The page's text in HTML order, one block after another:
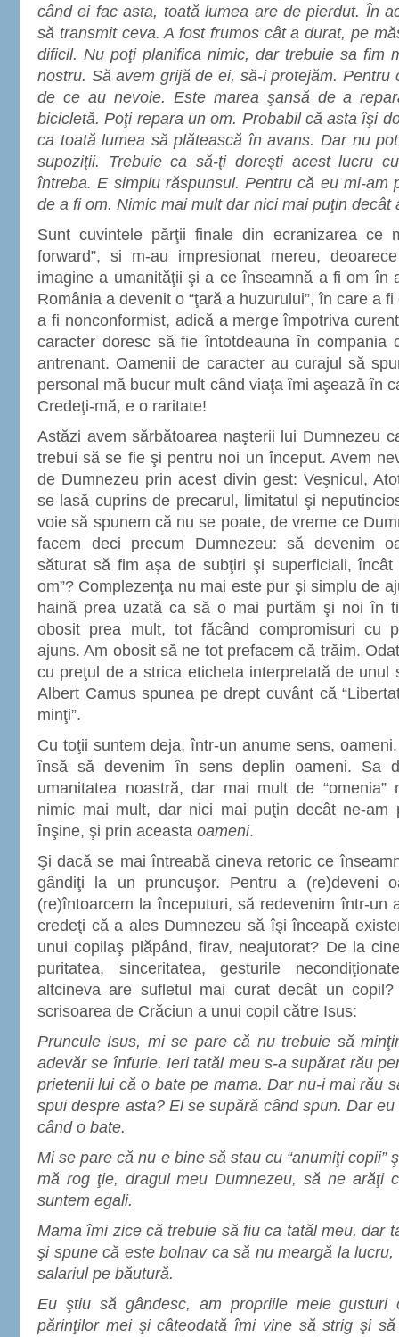
când ei fac asta, toată lumea are de pierdut. În
să transmit ceva. A fost frumos cât a durat, pe
dificil. Nu poţi planifica nimic, dar trebuie sa fim
nostru. Să avem grijă de ei, să-i protejăm. Pentru
de ce au nevoie. Este marea şansă de a
bicicletă. Poţi repara un om. Probabil că asta îşi
ca toată lumea să plătească în avans. Dar nu
supoziţii. Trebuie ca să-ţi doreşti acest lucru
întreba. E simplu răspunsul. Pentru că eu mi-am
de a fi om. Nimic mai mult dar nici mai puţin decât
Sunt cuvintele părţii finale din ecranizarea ce
forward”, si m-au impresionat mereu,
imagine a umanităţii şi a ce înseamnă a fi om în
România a devenit o “ţară a huzurului”, în care a
a fi nonconformist, adică a merge împotriva
caracter doresc să fie întotdeauna în compania
antrenant. Oamenii de caracter au curajul să
personal mă bucur mult când viaţa îmi aşează în
Credeţi-mă, e o raritate!
Astăzi avem sărbătoarea naşterii lui Dumnezeu
trebui să se fie şi pentru noi un început. Avem
de Dumnezeu prin acest divin gest: Veşnicul,
se lasă cuprins de precarul, limitatul şi
voie să spunem că nu se poate, de vreme ce
facem deci precum Dumnezeu: să devenim
săturat să fim aşa de subţiri şi superficiali,
om”? Complezenţa nu mai este pur şi simplu de
haină prea uzată ca să o mai purtăm şi noi în
obosit prea mult, tot făcând compromisuri cu
ajuns. Am obosit să ne tot prefacem că trăim.
cu preţul de a strica eticheta interpretată de unul
Albert Camus spunea pe drept cuvânt că
minţi”.
Cu toţii suntem deja, într-un anume sens,
însă să devenim în sens deplin oameni. Sa
umanitatea noastră, dar mai mult de “omenia”
nimic mai mult, dar nici mai puţin decât ne-am
înşine, şi prin aceasta oameni.
Şi dacă se mai întreabă cineva retoric ce
gândiţi la un pruncuşor. Pentru a (re)deveni
(re)întoarcem la începuturi, să redevenim într-un
credeţi că a ales Dumnezeu să îşi înceapă
unui copilaş plăpând, firav, neajutorat? De la
puritatea, sinceritatea, gesturile
altcineva are sufletul mai curat decât un
scrisoarea de Crăciun a unui copil către Isus:
Pruncule Isus, mi se pare că nu trebuie să
adevăr se înfurie. Ieri tatăl meu s-a supărat rău
prietenii lui că o bate pe mama. Dar nu-i mai rău
spui despre asta? El se supără când spun. Dar
când o bate.
Mi se pare că nu e bine să stau cu “anumiţi copii”
mă rog ţie, dragul meu Dumnezeu, să ne arăţi
suntem egali.
Mama îmi zice că trebuie să fiu ca tatăl meu, dar
şi spune că este bolnav ca să nu meargă la
salariul pe băutură.
Eu ştiu să gândesc, am propriile mele
părinţilor mei şi câteodată îmi vine să strig şi